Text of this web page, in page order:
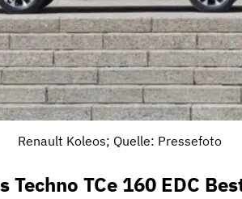
Renault Koleos; Quelle: Pressefoto
Techno TCe 160 EDC